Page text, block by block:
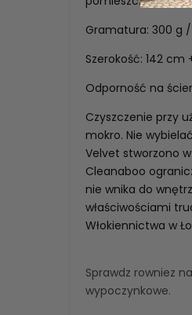
Gramatura: 300 g
Szerokość: 142 cm
Odporność na
Czyszczenie przy
mokro. Nie
Velvet stworzono
Cleanaboo
nie wnika do
właściwościami
Włokiennictwa w
Sprawdz rowniez
wypoczynkowe.